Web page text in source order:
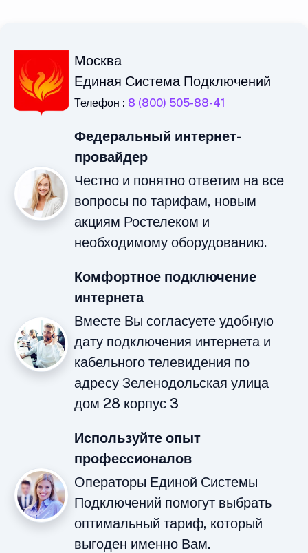
Москва
Единая Система Подключений
Телефон : 8 (800) 505-88-41
Федеральный интернет-
провайдер
Честно и понятно ответим на все
вопросы по тарифам, новым
акциям Ростелеком и
необходимому оборудованию.
Комфортное подключение
интернета
Вместе Вы согласуете удобную
дату подключения интернета и
кабельного телевидения по
адресу Зеленодольская улица
дом 28 корпус 3
Используйте опыт
профессионалов
Операторы Единой Системы
Подключений помогут выбрать
оптимальный тариф, который
выгоден именно Вам.